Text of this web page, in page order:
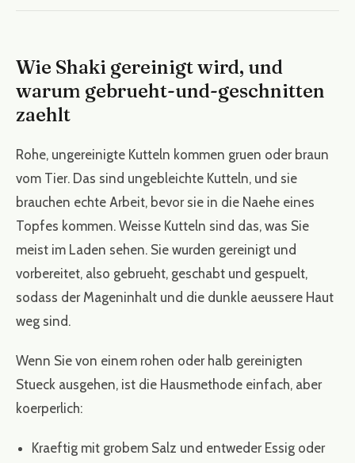
Wie Shaki gereinigt wird, und
warum gebrueht-und-geschnitten
zaehlt
Rohe, ungereinigte Kutteln kommen gruen oder braun
vom Tier. Das sind ungebleichte Kutteln, und sie
brauchen echte Arbeit, bevor sie in die Naehe eines
Topfes kommen. Weisse Kutteln sind das, was Sie
meist im Laden sehen. Sie wurden gereinigt und
vorbereitet, also gebrueht, geschabt und gespuelt,
sodass der Mageninhalt und die dunkle aeussere Haut
weg sind.
Wenn Sie von einem rohen oder halb gereinigten
Stueck ausgehen, ist die Hausmethode einfach, aber
koerperlich:
Kraeftig mit grobem Salz und entweder Essig oder